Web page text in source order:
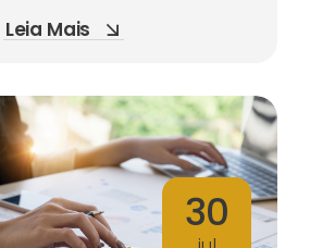
Leia Mais
30